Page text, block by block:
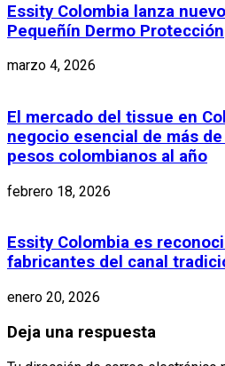
Essity Colombia lanza
Pequeñín Dermo Protección
marzo 4, 2026
El mercado del tissue en
negocio esencial de más
pesos colombianos al año
febrero 18, 2026
Essity Colombia es
fabricantes del canal
enero 20, 2026
Deja una respuesta